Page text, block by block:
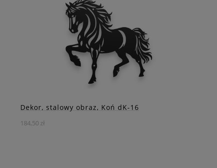
konia w biegu i ciesz się sztuką, która łączy piękno i
funkcjonalność.
DO KOSZYKA
ZOBACZ WIĘCEJ
Dekor, stalowy obraz, Koń dK-16
184,50 zł